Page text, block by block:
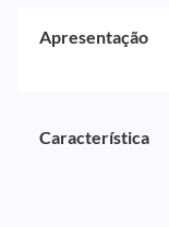
Apresentação
Característica